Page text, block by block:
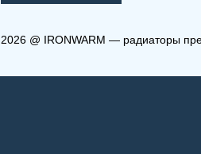
(РК) 11-300-2800
2026 @ IRONWARM — радиаторы